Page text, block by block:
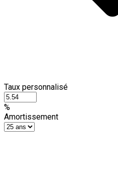
Taux personnalisé
%
Amortissement